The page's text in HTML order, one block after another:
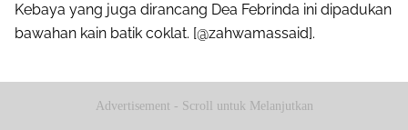
Kebaya yang juga dirancang Dea Febrinda ini dipadukan
bawahan kain batik coklat. [@zahwamassaid].
Advertisement - Scroll untuk Melanjutkan